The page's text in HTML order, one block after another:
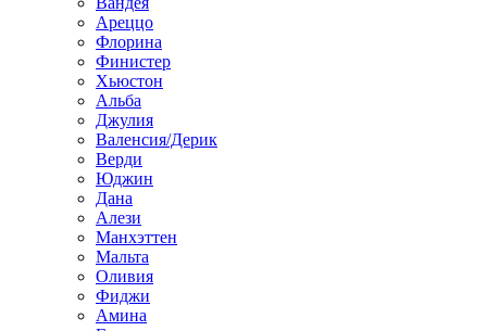
Ареццо
Флорина
Финистер
Хьюстон
Альба
Джулия
Валенсия/Дерик
Верди
Юджин
Дана
Алези
Манхэттен
Мальта
Оливия
Фиджи
Амина